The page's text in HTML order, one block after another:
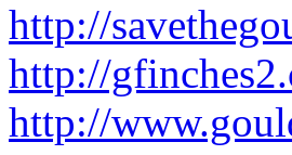
http://
http://
http://